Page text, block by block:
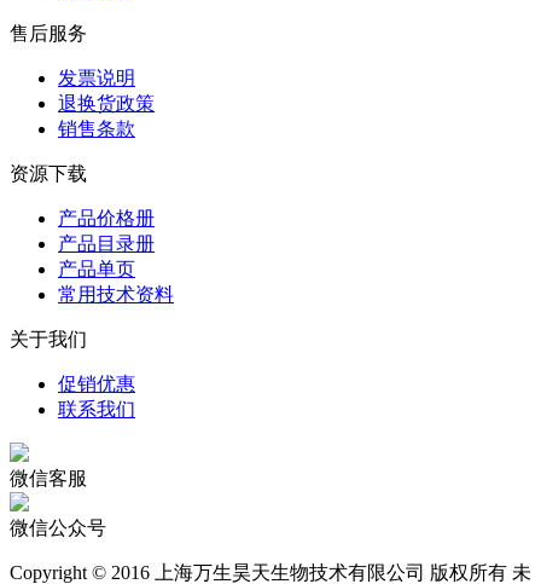
售后服务
发票说明
退换货政策
销售条款
资源下载
产品价格册
产品目录册
产品单页
常用技术资料
关于我们
促销优惠
联系我们
微信客服
微信公众号
Copyright © 2016 上海万生昊天生物技术有限公司 版权所有 未